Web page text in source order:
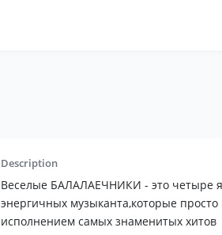
Description
Веселые БАЛАЛАЕЧНИКИ - это четыре
энергичных музыканта,которые
исполнением самых знаменитых хитов